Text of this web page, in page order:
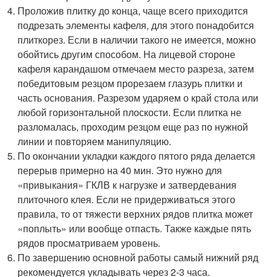
Проложив плитку до конца, чаще всего приходится
подрезать элементы кафеля, для этого понадобится
плиткорез. Если в наличии такого не имеется, можно
обойтись другим способом. На лицевой стороне
кафеля карандашом отмечаем место разреза, затем
победитовым резцом прорезаем глазурь плитки и
часть основания. Разрезом ударяем о край стола или
любой горизонтальной плоскости. Если плитка не
разломалась, проходим резцом еще раз по нужной
линии и повторяем манипуляцию.
По окончании укладки каждого пятого ряда делается
перерыв примерно на 40 мин. Это нужно для
«привыкания» ГКЛВ к нагрузке и затвердевания
плиточного клея. Если не придерживаться этого
правила, то от тяжести верхних рядов плитка может
«поплыть» или вообще отпасть. Также каждые пять
рядов просматриваем уровень.
По завершению основной работы самый нижний ряд
рекомендуется укладывать через 2-3 часа.